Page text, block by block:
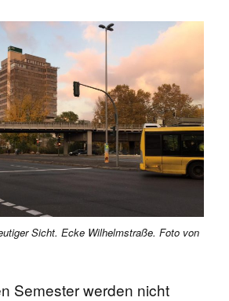
Sicht. Ecke Wilhelmstraße. Foto von
Semester werden nicht